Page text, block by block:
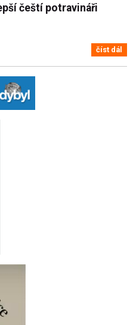
čeští potravináři
číst dál